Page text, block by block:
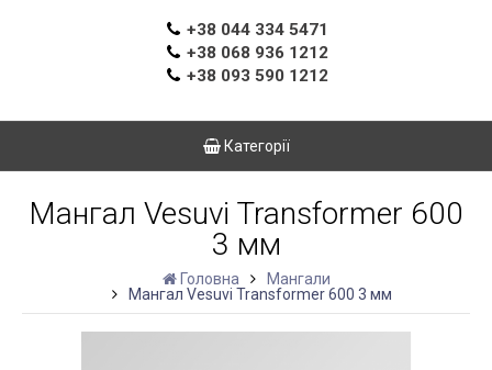
+38 044 334 5471
+38 068 936 1212
+38 093 590 1212
Категорії
Мангал Vesuvi Transformer 600
3 мм
Головна
Мангали
Мангал Vesuvi Transformer 600 3 мм